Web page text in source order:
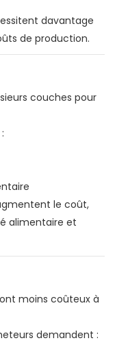
davantage
de production.
couches pour
le coût,
alimentaire et
moins coûteux à
demandent :